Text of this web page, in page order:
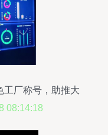
工厂称号，助推大
展
08:14:18